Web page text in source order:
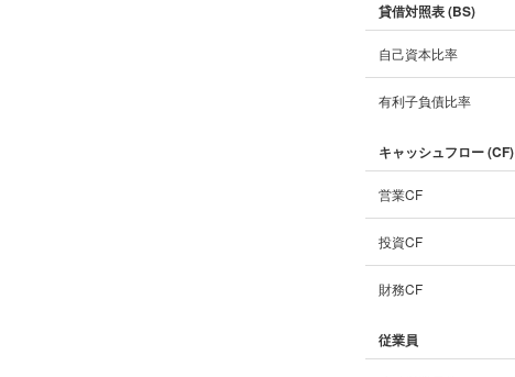
貸借対照表 (BS)
自己資本比率
有利子負債比率
キャッシュフロー (CF)
営業CF
投資CF
財務CF
従業員